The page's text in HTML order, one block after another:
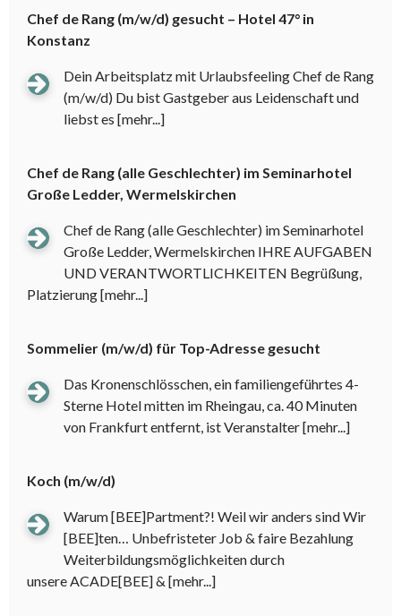
Chef de Rang (m/w/d) gesucht – Hotel 47° in
Konstanz
Dein Arbeitsplatz mit Urlaubsfeeling Chef de Rang
(m/w/d) Du bist Gastgeber aus Leidenschaft und
liebst es [mehr...]
Chef de Rang (alle Geschlechter) im Seminarhotel
Große Ledder, Wermelskirchen
Chef de Rang (alle Geschlechter) im Seminarhotel
Große Ledder, Wermelskirchen IHRE AUFGABEN
UND VERANTWORTLICHKEITEN Begrüßung,
Platzierung[mehr...]
Sommelier (m/w/d) für Top-Adresse gesucht
Das Kronenschlösschen, ein familiengeführtes 4-
Sterne Hotel mitten im Rheingau, ca. 40 Minuten
von Frankfurt entfernt, ist Veranstalter[mehr...]
Koch (m/w/d)
Warum [BEE]Partment?! Weil wir anders sind Wir
[BEE]ten… Unbefristeter Job & faire Bezahlung
Weiterbildungsmöglichkeiten durch
unsere ACADE[BEE] & [mehr...]